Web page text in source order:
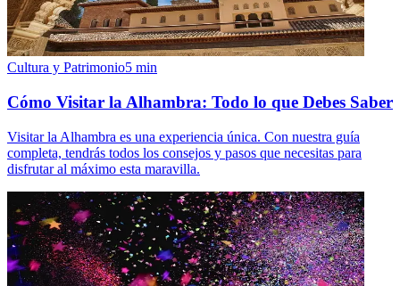
Cultura y Patrimonio5 min
Cómo Visitar la Alhambra: Todo lo que Debes Saber
Visitar la Alhambra es una experiencia única. Con nuestra guía
completa, tendrás todos los consejos y pasos que necesitas para
disfrutar al máximo esta maravilla.